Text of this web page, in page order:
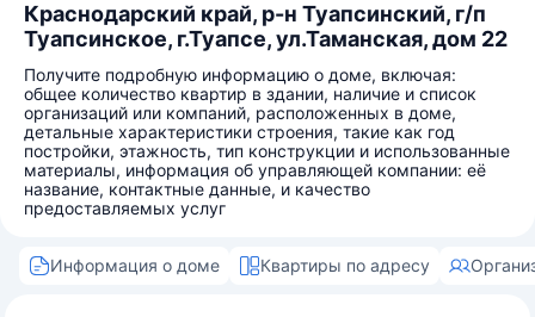
Краснодарский край, р-н Туапсинский, г/п
Туапсинское, г.Туапсе, ул.Таманская, дом 22
Получите подробную информацию о доме, включая:
общее количество квартир в здании, наличие и список
организаций или компаний, расположенных в доме,
детальные характеристики строения, такие как год
постройки, этажность, тип конструкции и использованные
материалы, информация об управляющей компании: её
название, контактные данные, и качество
предоставляемых услуг
Информация о доме Квартиры по адресу